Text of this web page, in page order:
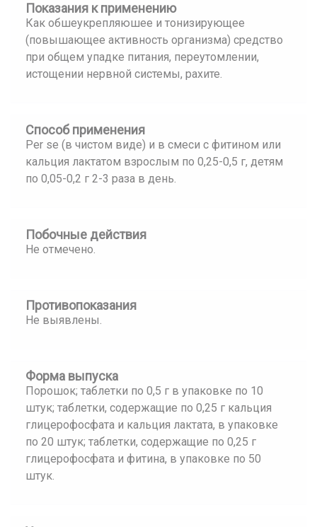
Показания к применению
Как обшеукрепляюшее и тонизирующее
(повышающее активность организма) средство
при общем упадке питания, переутомлении,
истощении нервной системы, рахите.
Способ применения
Per se (в чистом виде) и в смеси с фитином или
кальция лактатом взрослым по 0,25-0,5 г, детям
по 0,05-0,2 г 2-3 раза в день.
Побочные действия
Не отмечено.
Противопоказания
Не выявлены.
Форма выпуска
Порошок; таблетки по 0,5 г в упаковке по 10
штук; таблетки, содержащие по 0,25 г кальция
глицерофосфата и кальция лактата, в упаковке
по 20 штук; таблетки, содержащие по 0,25 г
глицерофосфата и фитина, в упаковке по 50
штук.